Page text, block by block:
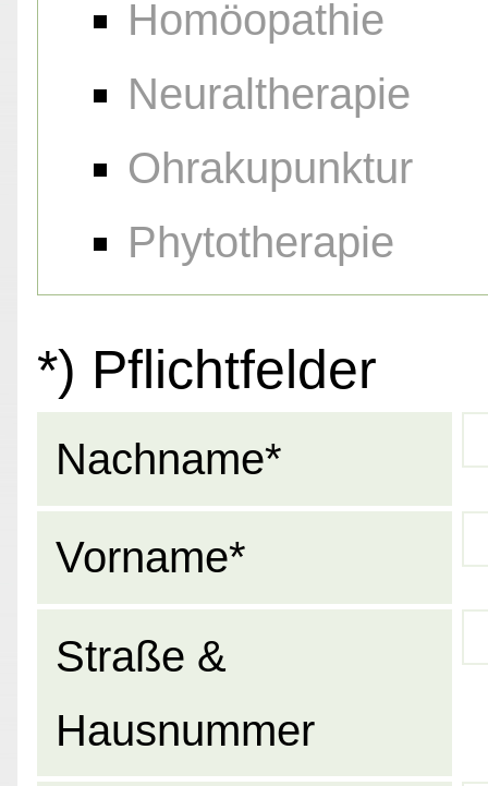
Homöopathie
Neuraltherapie
Ohrakupunktur
Phytotherapie
*) Pflichtfelder
Nachname*
Vorname*
Straße &
Hausnummer